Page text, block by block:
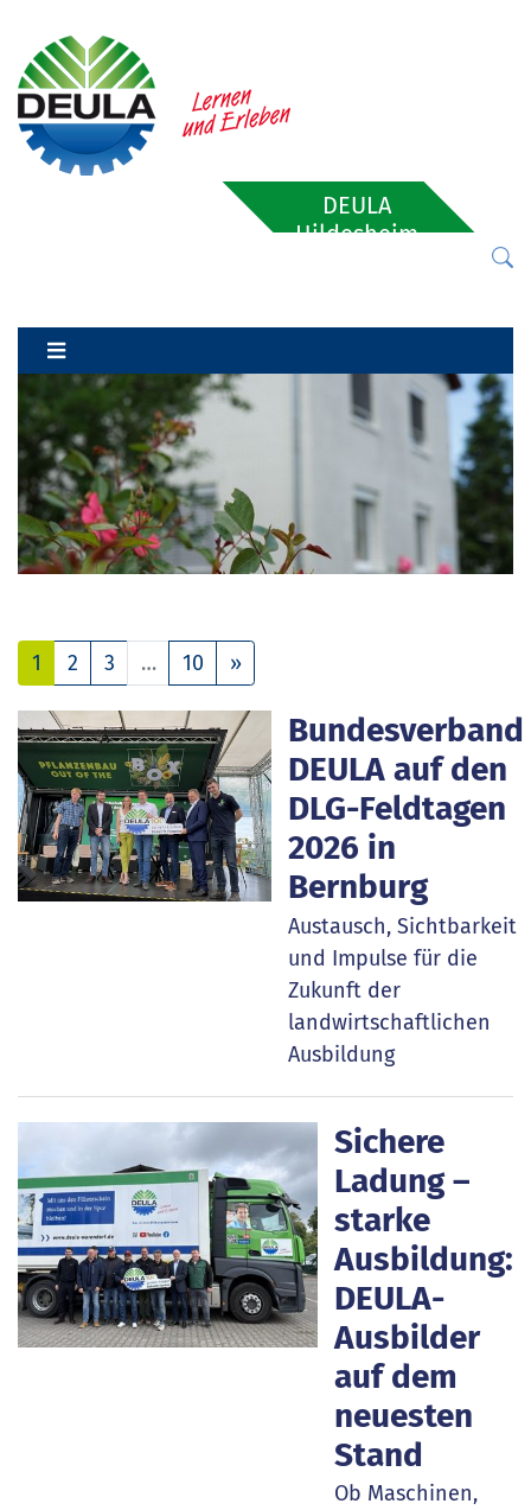
DEULA
Hildesheim
1 2 3 … 10 »Nächste
Bundesverband
DEULA auf den
DLG-Feldtagen
2026 in
Bernburg
Austausch, Sichtbarkeit
und Impulse für die
Zukunft der
landwirtschaftlichen
Ausbildung
Sichere
Ladung –
starke
Ausbildung:
DEULA-
Ausbilder
auf dem
neuesten
Stand
Ob Maschinen,